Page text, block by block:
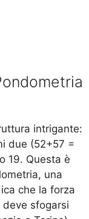
intrigante:
due (52+57 =
19. Questa è
una
che la forza
sfogarsi